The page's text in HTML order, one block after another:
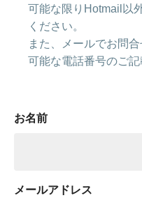
可能な限りHotmail以
ください。
また、メールでお問
可能な電話番号のご記
お名前
メールアドレス